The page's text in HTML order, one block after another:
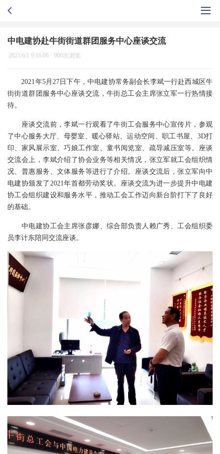
中电建协赴牛街街道群团服务中心座谈交流
2021/6/1 9:16:06 900次浏览
2021年5月27日下午，中电建协常务副会长李斌一行赴西城区牛
街街道群团服务中心座谈交流，牛街总工会主席张立军一行热情接
待。
座谈交流前，李斌一行观看了牛街工会服务中心宣传片，参观
了中心服务大厅、母婴室、暖心驿站、运动空间、职工书屋、3D打
印、家风展示室、巧娘工作室、童书阅览室、疏导减压室等。座谈
交流会上，李斌介绍了协会业务等相关情况，张立军就工会组织情
况、普惠服务、文体服务等进行了介绍。座谈交流后，张立军向中
电建协颁发了2021年首都劳动奖状。座谈交流为进一步提升中电建
协工会组织建设和服务水平，推动工会工作迈向新台阶打下了良好
的基础。
中电建协工会主席张彦娜、综合部负责人赖广秀、工会组织委
员李计东陪同交流座谈。